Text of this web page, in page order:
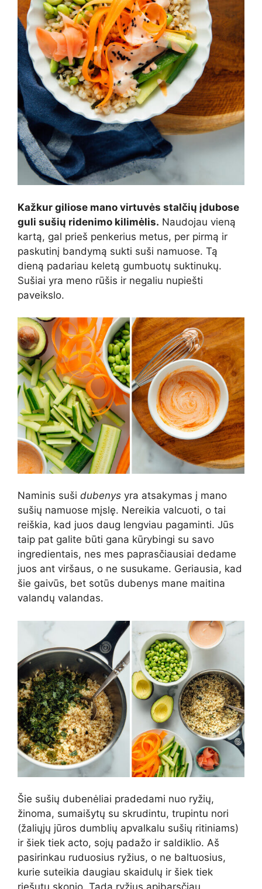
Kažkur giliose mano virtuvės stalčių įdubose
guli sušių ridenimo kilimėlis. Naudojau vieną
kartą, gal prieš penkerius metus, per pirmą ir
paskutinį bandymą sukti suši namuose. Tą
dieną padariau keletą gumbuotų suktinukų.
Sušiai yra meno rūšis ir negaliu nupiešti
paveikslo.
Naminis suši dubenys yra atsakymas į mano
sušių namuose mįslę. Nereikia valcuoti, o tai
reiškia, kad juos daug lengviau pagaminti. Jūs
taip pat galite būti gana kūrybingi su savo
ingredientais, nes mes paprasčiausiai dedame
juos ant viršaus, o ne susukame. Geriausia, kad
šie gaivūs, bet sotūs dubenys mane maitina
valandų valandas.
Šie sušių dubenėliai pradedami nuo ryžių,
žinoma, sumaišytų su skrudintu, trupintu nori
(žaliųjų jūros dumblių apvalkalu sušių ritiniams)
ir šiek tiek acto, sojų padažo ir saldiklio. Aš
pasirinkau ruduosius ryžius, o ne baltuosius,
kurie suteikia daugiau skaidulų ir šiek tiek